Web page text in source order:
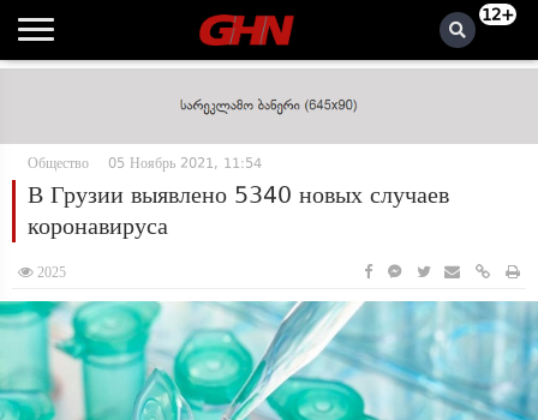
12+
Общество 05 Ноябрь 2021, 11:54
В Грузии выявлено 5340 новых случаев
коронавируса
2025